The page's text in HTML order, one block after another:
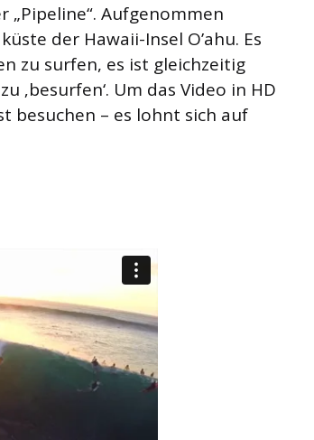
Aufgenommen
der Hawaii-Insel O’ahu. Es
zu surfen, es ist gleichzeitig
‚besurfen‘. Um das Video in HD
besuchen – es lohnt sich auf